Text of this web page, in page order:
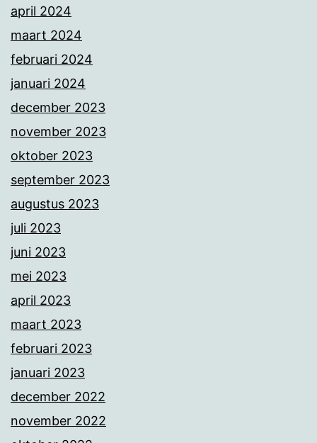
april 2024
maart 2024
februari 2024
januari 2024
december 2023
november 2023
oktober 2023
september 2023
augustus 2023
juli 2023
juni 2023
mei 2023
april 2023
maart 2023
februari 2023
januari 2023
december 2022
november 2022